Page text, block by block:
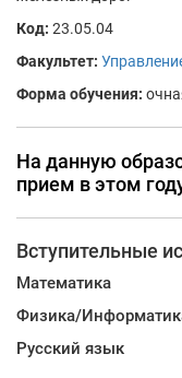
Код: 23.05.04
Факультет:
Форма обучения:
На данную
прием в этом
Вступительные
Математика
Физика/
Русский язык